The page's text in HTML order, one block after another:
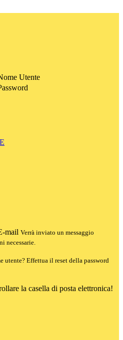
Utente
mail Verrà inviato un messaggio
necessarie.
utente? Effettua il reset della password
la casella di posta elettronica!